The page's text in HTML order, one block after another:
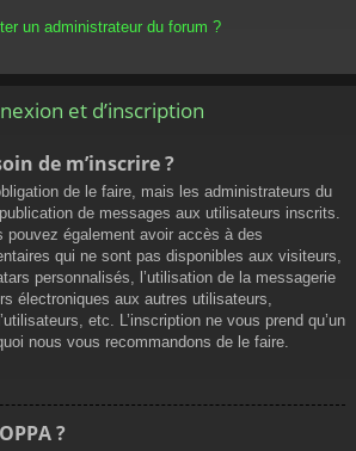
un administrateur du forum ?
et d’inscription
de m’inscrire ?
de le faire, mais les administrateurs du
de messages aux utilisateurs inscrits.
pouvez également avoir accès à des
qui ne sont pas disponibles aux visiteurs,
personnalisés, l’utilisation de la messagerie
électroniques aux autres utilisateurs,
etc. L’inscription ne vous prend qu’un
nous vous recommandons de le faire.
?